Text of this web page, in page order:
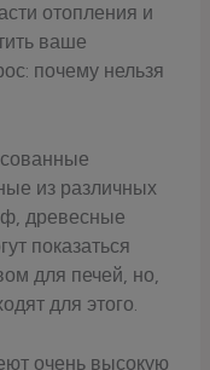
отопления и
ваше
почему нельзя
из различных
древесные
показаться
для печей, но,
для этого.
очень высокую